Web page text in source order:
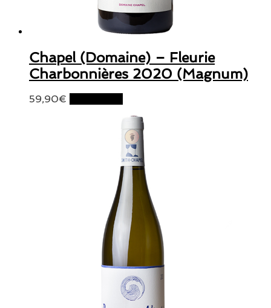
Chapel (Domaine) – Fleurie
Charbonnières 2020 (Magnum)
59,90€